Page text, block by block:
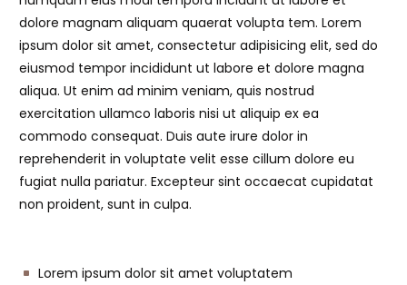
dolore magnam aliquam quaerat volupta tem. Lorem
ipsum dolor sit amet, consectetur adipisicing elit, sed do
eiusmod tempor incididunt ut labore et dolore magna
aliqua. Ut enim ad minim veniam, quis nostrud
exercitation ullamco laboris nisi ut aliquip ex ea
commodo consequat. Duis aute irure dolor in
reprehenderit in voluptate velit esse cillum dolore eu
fugiat nulla pariatur. Excepteur sint occaecat cupidatat
non proident, sunt in culpa.
Lorem ipsum dolor sit amet voluptatem